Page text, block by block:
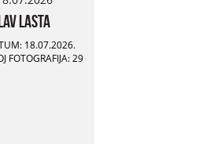
Lasta
18.07.2026.
FOTOGRAFIJA: 29